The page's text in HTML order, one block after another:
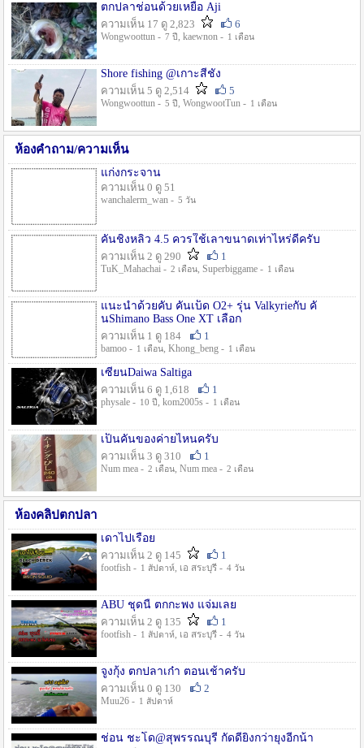
ตกปลาช่อนด้วยเหยื่อ Aji
ความเห็น 17 ดู 2,823
6
Wongwoottun - 7 ปี , kaewnon - 1 เดือน
Shore fishing @เกาะสีชัง
ความเห็น 5 ดู 2,514
5
Wongwoottun - 5 ปี , WongwootTun - 1 เดือน
ห้องคำถาม/ความเห็น
แก่งกระจาน
ความเห็น 0 ดู 51
wanchalerm_wan - 5 วัน
คันชิงหลิว 4.5 ควรใช้เลาขนาดเท่าไหร่ดีครับ
ความเห็น 2 ดู 290
1
TuK_Mahachai - 2 เดือน, Superbiggame - 1 เดือน
แนะนำด้วยคับ คันเบ็ด O2+ รุ่น Valkyrieกับ คั
นShimano Bass One XT เลือก
ความเห็น 1 ดู 184
1
bamoo - 1 เดือน, Khong_beng - 1 เดือน
เซียนDaiwa Saltiga
ความเห็น 6 ดู 1,618
1
physale - 10 ปี , kom2005s - 1 เดือน
เป็นคันของค่ายไหนครับ
ความเห็น 3 ดู 310
1
Num mea - 2 เดือน, Num mea - 2 เดือน
ห้องคลิปตกปลา
เดาไปเรื่อย
ความเห็น 2 ดู 145
1
footfish - 1 สัปดาห์, เอ สระบุรี - 4 วัน
ABU ชุดนี้ ตกกะพง แจ่มเลย
ความเห็น 2 ดู 135
1
footfish - 1 สัปดาห์, เอ สระบุรี - 4 วัน
จูงกุ้ง ตกปลาเก๋า ตอนเช้าครับ
ความเห็น 0 ดู 130
2
Muu26 - 1 สัปดาห์
ช่อน ชะโด@สุพรรณบุรี กัดดียิ่งกว่ายุงอีกน้า